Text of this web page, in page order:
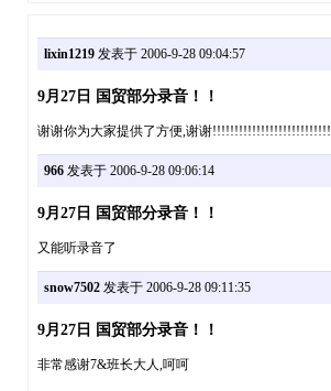
lixin1219发表于 2006-9-28 09:04:57
9月27日 国贸部分录音！！
谢谢你为大家提供了方便,谢谢!!!!!!!!!!!!!!!!!!!!!!!!!!!
966发表于 2006-9-28 09:06:14
9月27日 国贸部分录音！！
又能听录音了
snow7502发表于 2006-9-28 09:11:35
9月27日 国贸部分录音！！
非常感谢7&班长大人,呵呵